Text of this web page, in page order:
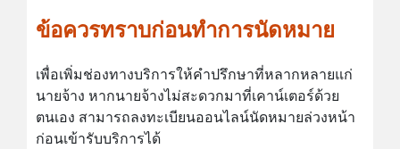
ข้อควรทราบก่อนทำการนัดหมาย
เพื่อเพิ่มช่องทางบริการให้คำปรึกษาที่หลากหลายแก่
นายจ้าง หากนายจ้างไม่สะดวกมาที่เคาน์เตอร์ด้วย
ตนเอง สามารถลงทะเบียนออนไลน์นัดหมายล่วงหน้า
ก่อนเข้ารับบริการได้